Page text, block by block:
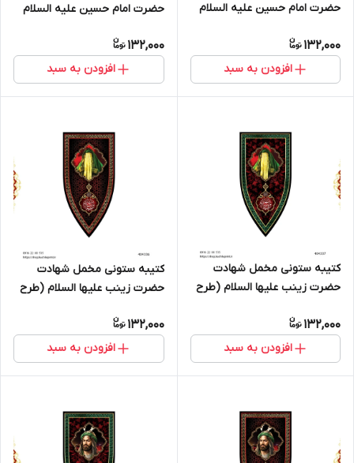
حضرت امام حسین علیه السلام
132,000
افزودن به سبد
حضرت امام حسین علیه السلام
132,000
افزودن به سبد
کتیبه ستونی مخمل شهادت
حضرت زینب علیها السلام (طرح
132,000
افزودن به سبد
کتیبه ستونی مخمل شهادت
حضرت زینب علیها السلام (طرح
132,000
افزودن به سبد